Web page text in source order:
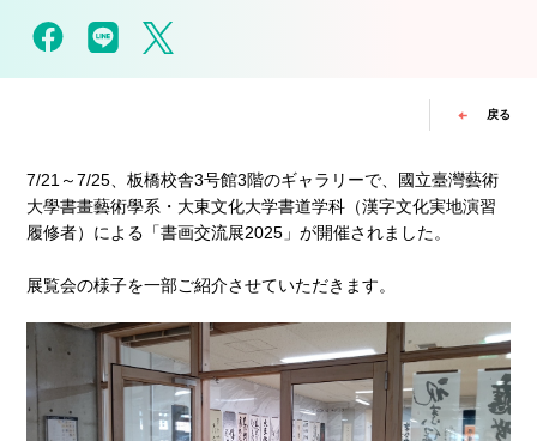
戻る
7/21～7/25、板橋校舎3号館3階のギャラリーで、國立臺灣藝術
大學書畫藝術學系・大東文化大学書道学科（漢字文化実地演習
履修者）による「書画交流展2025」が開催されました。
展覧会の様子を一部ご紹介させていただきます。